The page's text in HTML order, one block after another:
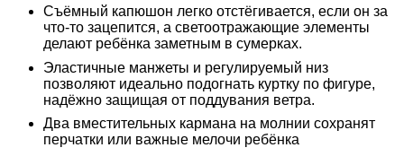
Съёмный капюшон легко отстёгивается, если он за
что-то зацепится, а светоотражающие элементы
делают ребёнка заметным в сумерках.
Эластичные манжеты и регулируемый низ
позволяют идеально подогнать куртку по фигуре,
надёжно защищая от поддувания ветра.
Два вместительных кармана на молнии сохранят
перчатки или важные мелочи ребёнка